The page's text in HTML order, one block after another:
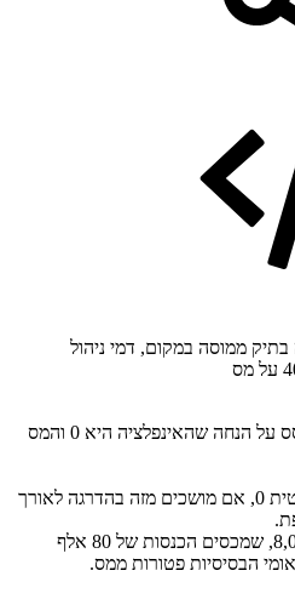
בתיק ממוסה במקום, דמי ניהול
נראה שחישוב ה-412K מס מתבסס על הנחה שהאינפלציה היא 0 והמס
נראה לי שייתכן שהמס יהיה פרקטית 0, אם מושכים מזה בהדרגה לאורך
כרגע 2.75 נקודות זיכוי הן כ-8,000₪, שמכסים הכנסות של 80 אלף
הבסיסיות פטורות ממס.